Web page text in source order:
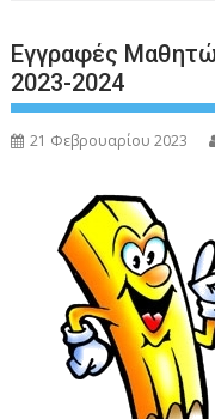
Εγγραφές
2023-2024
21 Φεβρουαρίου 2023